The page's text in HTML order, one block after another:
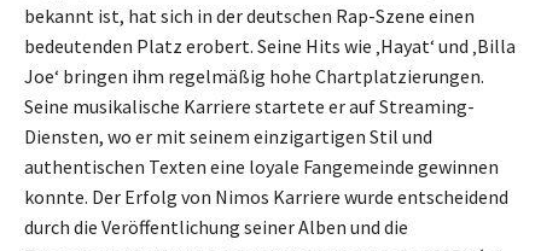
bekannt ist, hat sich in der deutschen Rap-Szene einen
bedeutenden Platz erobert. Seine Hits wie ‚Hayat‘ und ‚Billa
Joe‘ bringen ihm regelmäßig hohe Chartplatzierungen.
Seine musikalische Karriere startete er auf Streaming-
Diensten, wo er mit seinem einzigartigen Stil und
authentischen Texten eine loyale Fangemeinde gewinnen
konnte. Der Erfolg von Nimos Karriere wurde entscheidend
durch die Veröffentlichung seiner Alben und die